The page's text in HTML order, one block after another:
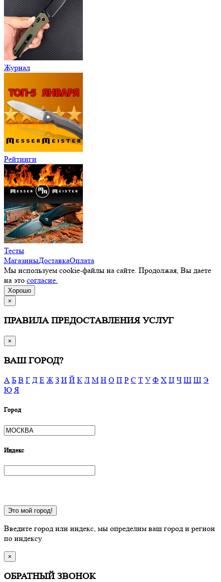
Журнал
Рейтинги
Тесты
МагазиныДоставкаОплата
Мы используем cookie-файлы на сайте. Продолжая, Вы даете
на это согласие.
Хорошо
×
ПРАВИЛА ПРЕДОСТАВЛЕНИЯ УСЛУГ
×
ВАШ ГОРОД?
А Б В Г Д Е Ж З И Й К Л М Н О П Р С Т У Ф Х Ц Ч Ш Щ Э
Ю Я
Город
Индекс
Это мой город!
Введите город или индекс, мы определим ваш город и регион
по индексу
×
ОБРАТНЫЙ ЗВОНОК